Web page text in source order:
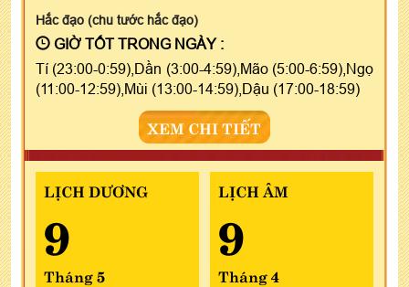
Hắc đạo (chu tước hắc đạo)
GIỜ TỐT TRONG NGÀY :
Tí (23:00-0:59),Dần (3:00-4:59),Mão (5:00-6:59),Ngọ
(11:00-12:59),Mùi (13:00-14:59),Dậu (17:00-18:59)
XEM CHI TIẾT
LỊCH DƯƠNG
9
Tháng 5
LỊCH ÂM
9
Tháng 4